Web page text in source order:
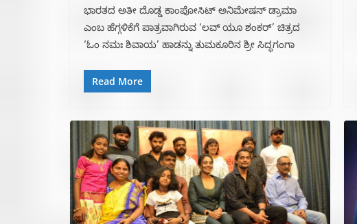
ಭಾರತದ ಅತೀ ದೊಡ್ಡ ಕಾಂಪೋಸಿಟ್‍ ಅನಿಮೇಷನ್‍ ಡ್ರಾಮಾ
ಎಂಬ ಹೆಗ್ಗಳಿಕೆಗೆ ಪಾತ್ರವಾಗಿರುವ ‘ಲವ್‍ ಯೂ ಶಂಕರ್’ ಚಿತ್ರದ
‘ಓಂ ನಮಃ ಶಿವಾಯ’ ಹಾಡನ್ನು ತುಮಕೂರಿನ ಶ್ರೀ ಸಿದ್ಧಗಂಗಾ
Read More